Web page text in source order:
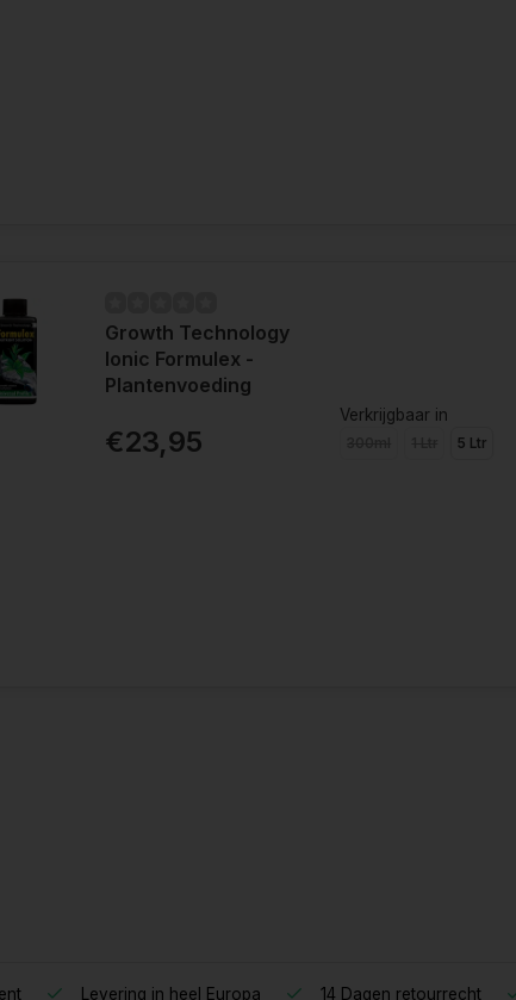
Growth Technology
Ionic Formulex -
Plantenvoeding
€23,95
Verkrijgbaar in
5 Ltr
Levering in heel Europa 14 Dagen retourrecht